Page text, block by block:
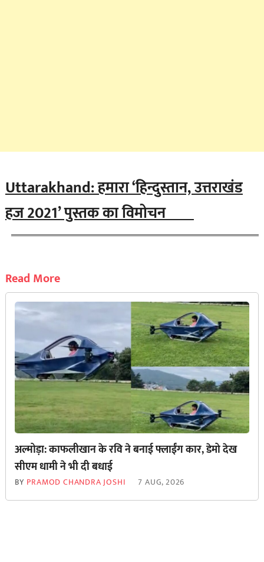
Uttarakhand: हमारा ‘हिन्दुस्तान, उत्तराखंड
हज 2021’ पुस्तक का विमोचन
Read More
अल्मोड़ा: काफलीखान के रवि ने बनाई फ्लाईंग कार, डेमो देख
सीएम धामी ने भी दी बधाई
BY PRAMOD CHANDRA JOSHI 7 AUG, 2026